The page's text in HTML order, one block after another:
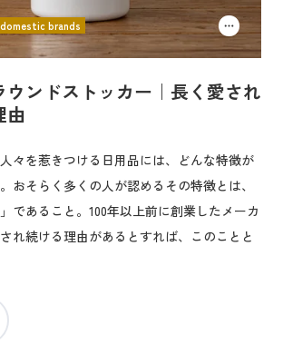
ンドストッカー｜長く愛され
由
々を惹きつける日用品には、どんな特徴が
おそらく多くの人が認めるその特徴とは、
であること。100年以上前に創業したメーカ
れ続ける理由があるとすれば、このことと
domestic brands